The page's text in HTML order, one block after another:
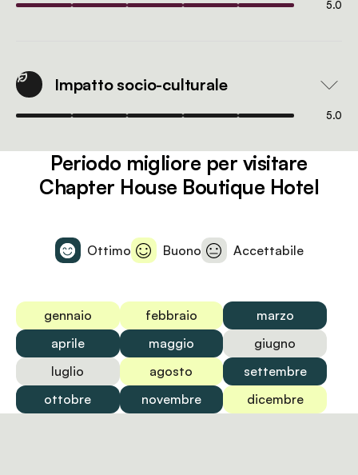
5.0
Impatto socio-culturale
5.0
Periodo migliore per visitare
Chapter House Boutique Hotel
Ottimo Buono Accettabile
gennaio febbraio
marzo
aprile
maggio
giugno
luglio
agosto
settembre
ottobre
novembre dicembre